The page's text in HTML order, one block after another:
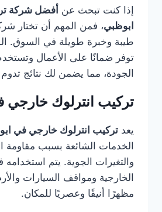
إذا كنت تبحث عن أفضل شركة
ابوظبي، فمن المهم أن تختار
طيبة وخبرة طويلة في السوق.
توفر ضمانًا على الأعمال
الجودة، مما يضمن لك نتائج
تركيب انترلوك خارجي
يعد تركيب انترلوك خارجي في
الخدمات الشائعة بسبب مقاومة
والتغيرات الجوية. يتم
الخارجية ومواقف السيارات
مظهرًا أنيقًا وعصريًا للمكان.